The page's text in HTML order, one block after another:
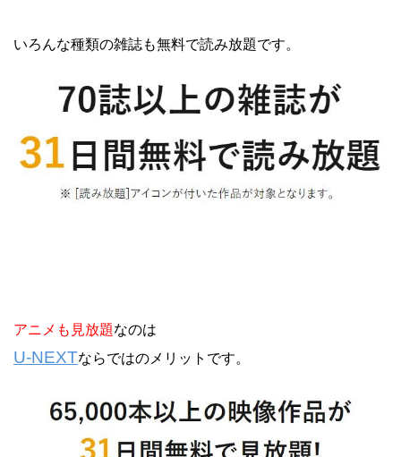
いろんな種類の雑誌も無料で読み放題です。
アニメも見放題なのは
U-NEXTならではのメリットです。